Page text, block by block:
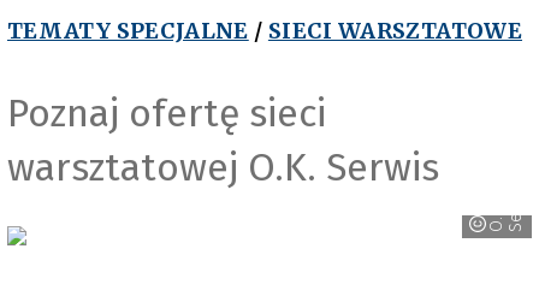
TEMATY SPECJALNE / SIECI WARSZTATOWE
Poznaj ofertę sieci
warsztatowej O.K. Serwis
O
.
K
.
S
e
r
w
is